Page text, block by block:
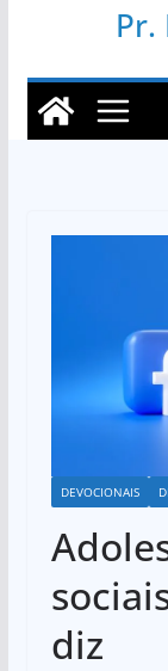
Pr.
DEVOCIONAIS
diz